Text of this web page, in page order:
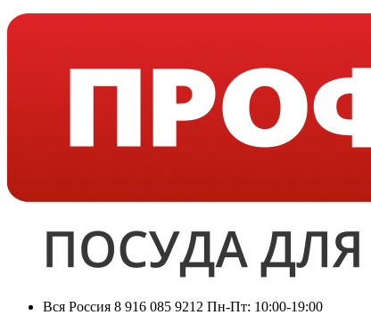
Вся Россия 8 916 085 9212 Пн-Пт: 10:00-19:00